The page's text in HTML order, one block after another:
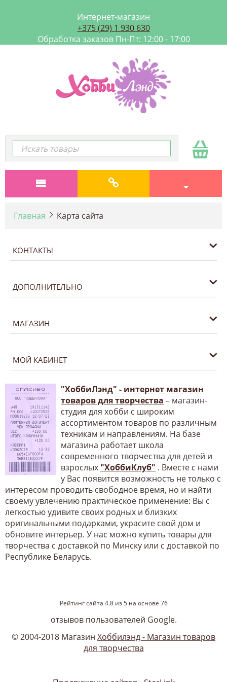
Интернет-магазин
+375 (29) 1 930 630
Обработка заказов Пн-Пт: 12:00 - 17:00
Главная Карта сайта
КОНТАКТЫ
ДОПОЛНИТЕЛЬНО
МАГАЗИН
МОЙ КАБИНЕТ
"ХоббиЛэнд" - интернет магазин
товаров для творчества – магазин-
студия для хобби с широким
ассортиментом товаров по различным
техникам и направлениям. На базе
магазина работает школа
современного творчества для детей и
взрослых "ХоббиКлуб" . Вместе с нами
у Вас появится возможность не только с
интересом проводить свободное время, но и найти
своему увлечению практическое применение: Вы с
легкостью удивите своих родных и близких
оригинальными подарками, украсите свой дом и
обновите интерьер. У нас можно купить товары для
творчества с доставкой по Минску или с доставкой по
Республике Беларусь.
Рейтинг сайта 4.8из5на основе 76
отзывов пользователей Google.
© 2004-2018 Магазин Хоббилэнд - Магазин товаров
для творчества